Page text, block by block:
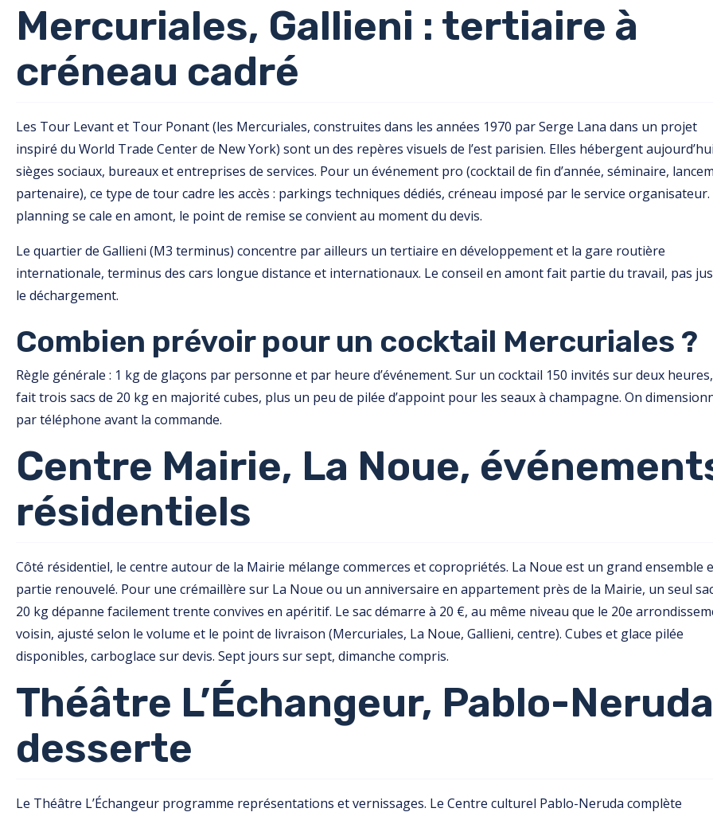
Mercuriales, Gallieni : tertiaire à
créneau cadré
Les Tour Levant et Tour Ponant (les Mercuriales, construites dans les années 1970 par Serge Lana dans un projet
inspiré du World Trade Center de New York) sont un des repères visuels de l’est parisien. Elles hébergent aujourd’hui
sièges sociaux, bureaux et entreprises de services. Pour un événement pro (cocktail de fin d’année, séminaire,
partenaire), ce type de tour cadre les accès : parkings techniques dédiés, créneau imposé par le service organisateur.
planning se cale en amont, le point de remise se convient au moment du devis.
Le quartier de Gallieni (M3 terminus) concentre par ailleurs un tertiaire en développement et la gare routière
internationale, terminus des cars longue distance et internationaux. Le conseil en amont fait partie du travail, pas
le déchargement.
Combien prévoir pour un cocktail Mercuriales ?
Règle générale : 1 kg de glaçons par personne et par heure d’événement. Sur un cocktail 150 invités sur deux
fait trois sacs de 20 kg en majorité cubes, plus un peu de pilée d’appoint pour les seaux à champagne. On
par téléphone avant la commande.
Centre Mairie, La Noue,
résidentiels
Côté résidentiel, le centre autour de la Mairie mélange commerces et copropriétés. La Noue est un grand ensemble
partie renouvelé. Pour une crémaillère sur La Noue ou un anniversaire en appartement près de la Mairie, un seul
20 kg dépanne facilement trente convives en apéritif. Le sac démarre à 20 €, au même niveau que le 20e
voisin, ajusté selon le volume et le point de livraison (Mercuriales, La Noue, Gallieni, centre). Cubes et glace pilée
disponibles, carboglace sur devis. Sept jours sur sept, dimanche compris.
Théâtre L’Échangeur, Pablo-
desserte
Le Théâtre L’Échangeur programme représentations et vernissages. Le Centre culturel Pablo-Neruda complète